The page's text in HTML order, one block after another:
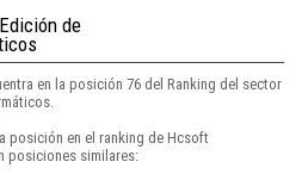
de
en la posición 76 del Ranking del sector
posición en el ranking de Hcsoft
posiciones similares: